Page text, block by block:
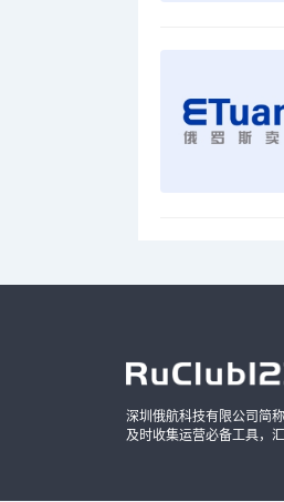
深圳俄航科技有限公司简
及时收集运营必备工具，